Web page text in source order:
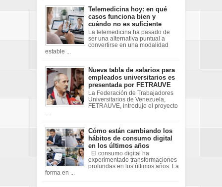
Telemedicina hoy: en qué
casos funciona bien y
cuándo no es suficiente
La telemedicina ha pasado de
ser una alternativa puntual a
convertirse en una modalidad
estable ...
Nueva tabla de salarios para
empleados universitarios es
presentada por FETRAUVE
La Federación de Trabajadores
Universitarios de Venezuela,
FETRAUVE, introdujo el proyecto
Cómo están cambiando los
hábitos de consumo digital
en los últimos años
El consumo digital ha
experimentado transformaciones
profundas en los últimos años. La
forma en ...